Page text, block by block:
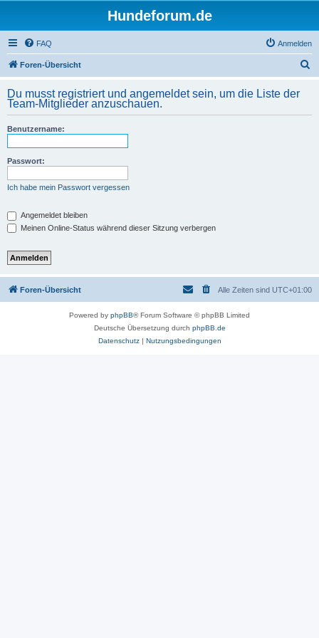
Hundeforum.de
FAQ Anmelden
Foren-Übersicht
h
Du musst registriert und angemeldet sein, um die Liste der
Team-Mitglieder anzuschauen.
Benutzername:
Passwort:
Ich habe mein Passwort vergessen
Angemeldet bleiben
Meinen Online-Status während dieser Sitzung verbergen
Foren-Übersicht Alle Zeiten sind UTC+01:00
Powered by phpBB® Forum Software © phpBB Limited
Deutsche Übersetzung durch phpBB.de
Datenschutz| Nutzungsbedingungen